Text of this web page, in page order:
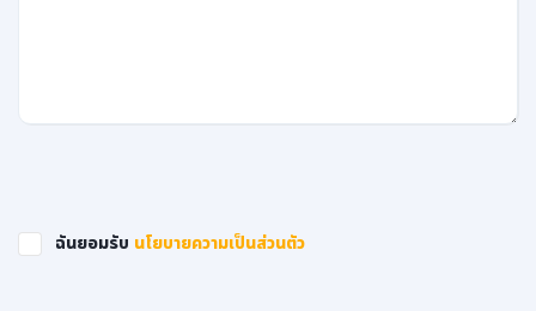
ฉันยอมรับ นโยบายความเป็นส่วนตัว